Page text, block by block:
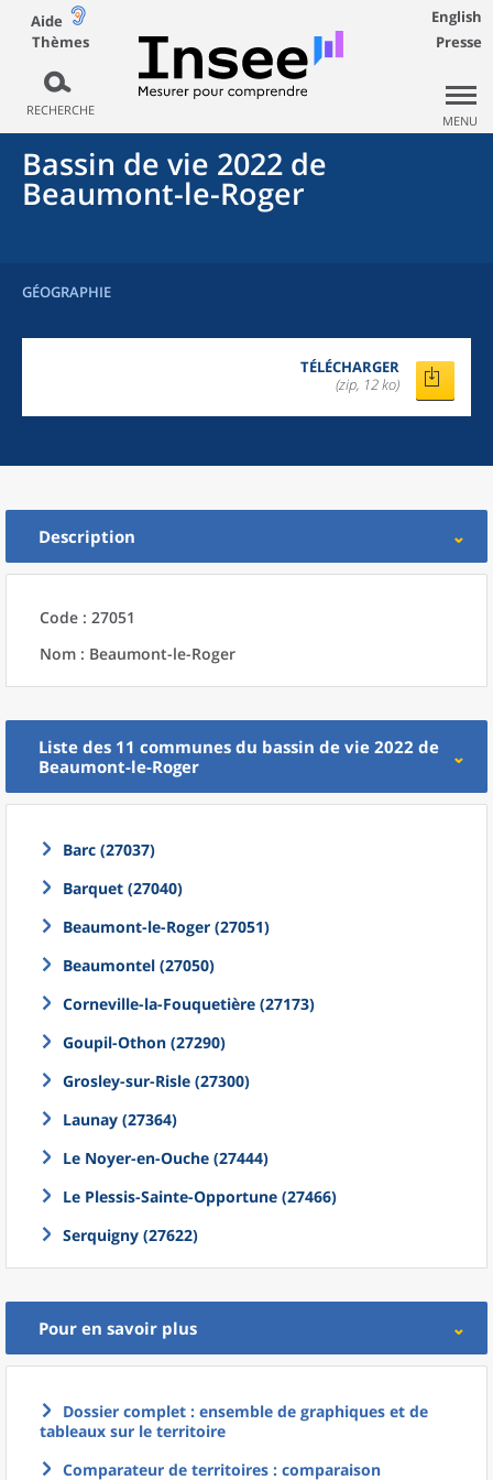
Aide
Thèmes
RECHERCHE
English
Presse
MENU
Bassin de vie 2022 de
Beaumont-le-Roger
GÉOGRAPHIE
TÉLÉCHARGER
(zip, 12 ko)
Description
Code : 27051
Nom : Beaumont-le-Roger
Liste des 11 communes du bassin de vie 2022 de
Beaumont-le-Roger
Barc (27037)
Barquet (27040)
Beaumont-le-Roger (27051)
Beaumontel (27050)
Corneville-la-Fouquetière (27173)
Goupil-Othon (27290)
Grosley-sur-Risle (27300)
Launay (27364)
Le Noyer-en-Ouche (27444)
Le Plessis-Sainte-Opportune (27466)
Serquigny (27622)
Pour en savoir plus
Dossier complet : ensemble de graphiques et de
tableaux sur le territoire
Comparateur de territoires : comparaison